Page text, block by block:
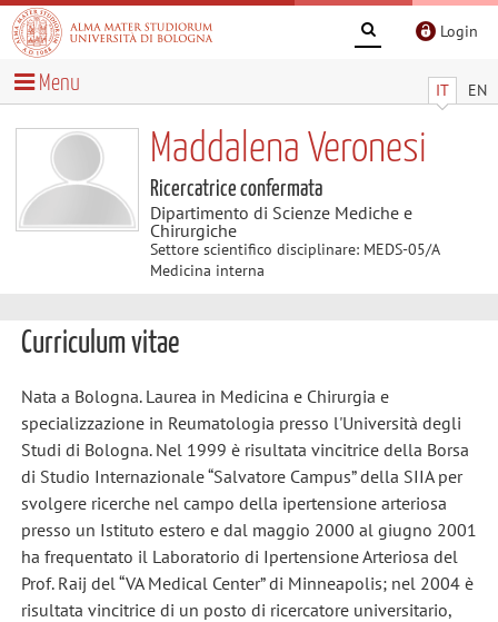
Login
IT EN
Menu
Maddalena Veronesi
Ricercatrice confermata
Dipartimento di Scienze Mediche e
Chirurgiche
Settore scientifico disciplinare: MEDS-05/A
Medicina interna
Curriculum vitae
Nata a Bologna. Laurea in Medicina e Chirurgia e
specializzazione in Reumatologia presso l'Università degli
Studi di Bologna. Nel 1999 è risultata vincitrice della Borsa
di Studio Internazionale “Salvatore Campus” della SIIA per
svolgere ricerche nel campo della ipertensione arteriosa
presso un Istituto estero e dal maggio 2000 al giugno 2001
ha frequentato il Laboratorio di Ipertensione Arteriosa del
Prof. Raij del “VA Medical Center” di Minneapolis; nel 2004 è
risultata vincitrice di un posto di ricercatore universitario,